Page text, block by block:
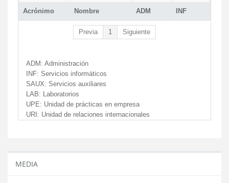
Acrónimo Nombre ADM INF
Previa 1 Siguiente
ADM: Administración
INF: Servicios informáticos
SAUX: Servicios auxiliares
LAB: Laboratorios
UPE: Unidad de prácticas en empresa
URI: Unidad de relaciones internacionales
MEDIA